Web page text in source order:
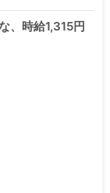
、時給1,315円